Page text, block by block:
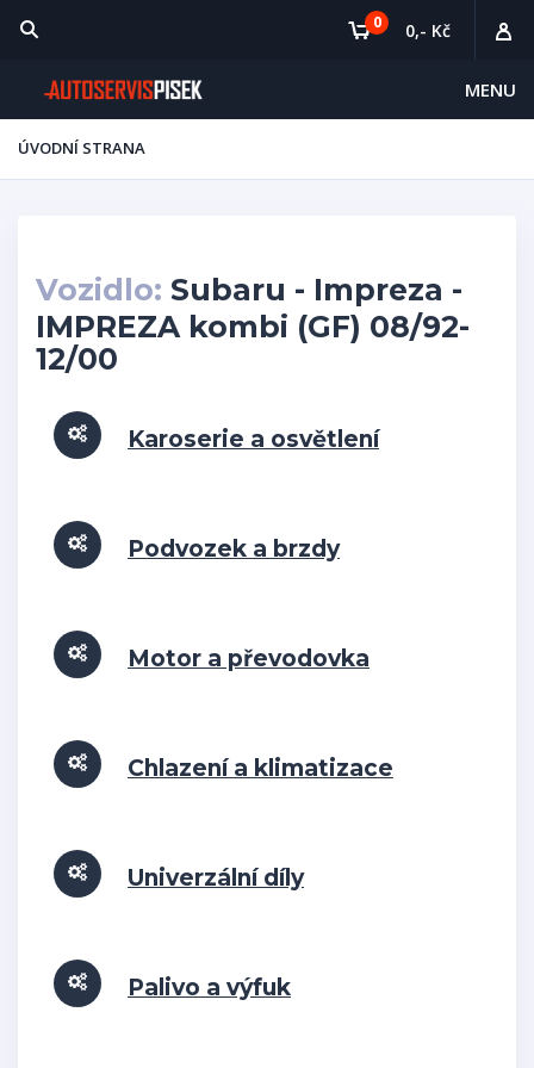
MENU
0 0,- Kč
ÚVODNÍ STRANA
Vozidlo: Subaru - Impreza -
IMPREZA kombi (GF) 08/92-
12/00
Karoserie a osvětlení
Podvozek a brzdy
Motor a převodovka
Chlazení a klimatizace
Univerzální díly
Palivo a výfuk